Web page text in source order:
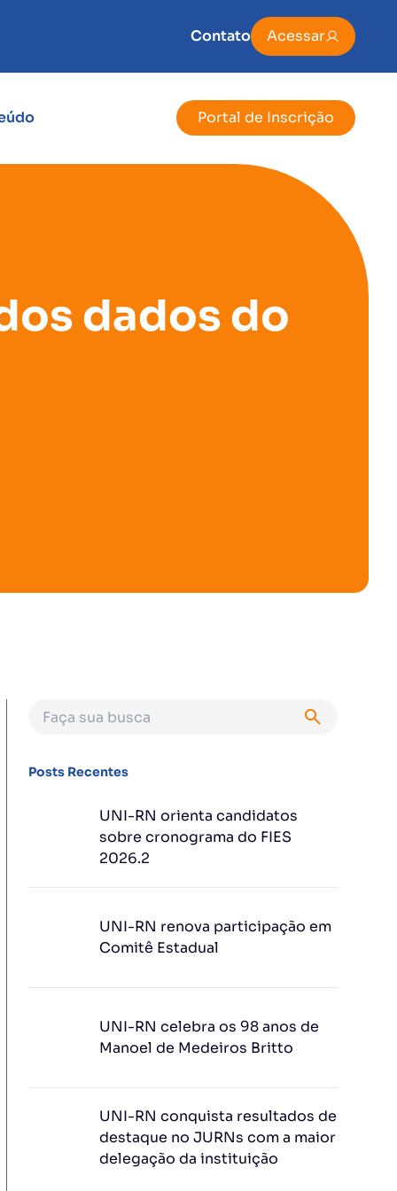
Contato Acessar
Portal de Inscrição
dados do
Posts Recentes
UNI-RN orienta candidatos
sobre cronograma do FIES
2026.2
UNI-RN renova participação em
Comitê Estadual
UNI-RN celebra os 98 anos de
Manoel de Medeiros Britto
UNI-RN conquista resultados de
destaque no JURNs com a maior
delegação da instituição